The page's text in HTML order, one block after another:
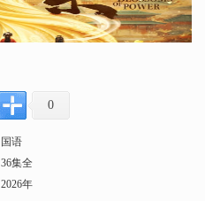
0
国语
36集全
2026年